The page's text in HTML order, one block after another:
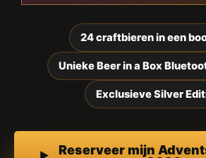
24 craftbieren in een
Unieke Beer in a Box
Exclusieve Silver
Reserveer mijn